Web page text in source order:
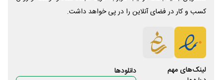
کسب و کار در فضای آنلاین را در پی خواهد داشت.
لینک‌های مهم دانلود‌ها